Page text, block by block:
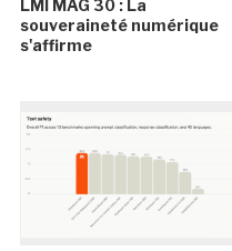
LMI MAG 30 : La
souveraineté numérique
s'affirme